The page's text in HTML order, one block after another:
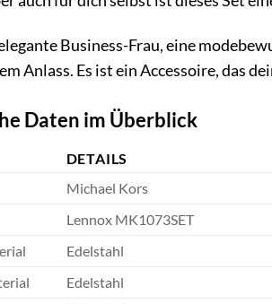
Business-Frau, eine
Anlass. Es ist ein Accessoire, das
Daten im Überblick
DETAILS
Michael Kors
Lennox MK1073SET
Edelstahl
Edelstahl